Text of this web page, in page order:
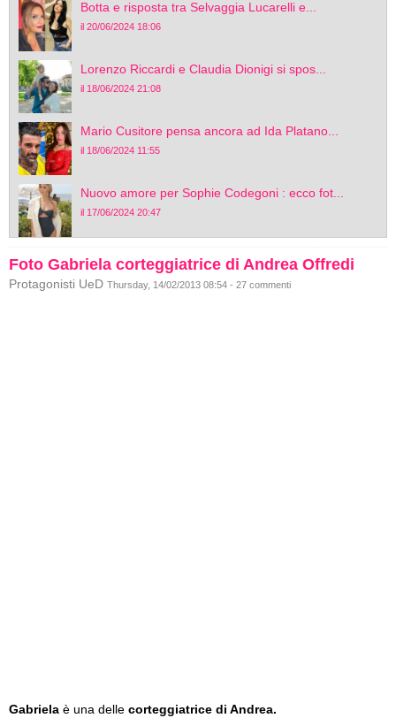
Botta e risposta tra Selvaggia Lucarelli e...
il 20/06/2024 18:06
Lorenzo Riccardi e Claudia Dionigi si spos...
il 18/06/2024 21:08
Mario Cusitore pensa ancora ad Ida Platano...
il 18/06/2024 11:55
Nuovo amore per Sophie Codegoni : ecco fot...
il 17/06/2024 20:47
Foto Gabriela corteggiatrice di Andrea Offredi
Protagonisti UeD Thursday, 14/02/2013 08:54 - 27 commenti
Gabriela è una delle corteggiatrice di Andrea.